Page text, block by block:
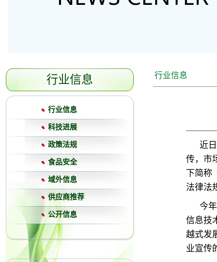
行业信息
行业信息
科技进展
政策法规
食品安全
域外信息
供应商推荐
公开信息
行业信息
近
传，市
下简
法律法
今
信息技
越式发
业宣传